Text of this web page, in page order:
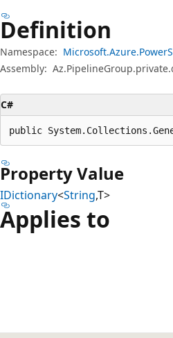
Definition
Namespace:
Assembly:
C#
public
Property Value
IDictionary<String,T>
Applies to